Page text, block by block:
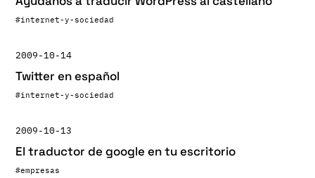
#internet-y-sociedad
2009-10-14
Twitter en español
#internet-y-sociedad
2009-10-13
El traductor de google en tu escritorio
#empresas